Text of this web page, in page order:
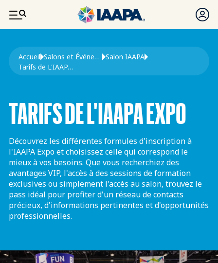
ALLER AU CONTENU PRINCIPAL
Fil d'Ariane
Accueil Salons et Événements
Salon IAAPA
Tarifs de L'IAAPA Expo
TARIFS DE L'IAAPA EXPO
Découvrez les différentes formules d'inscription à
l'IAAPA Expo et choisissez celle qui correspond le
mieux à vos besoins. Que vous recherchiez des
avantages VIP, l'accès à des sessions de formation
exclusives ou simplement l'accès au salon, trouvez le
pass idéal pour profiter d'un réseau de contacts
précieux, d'informations pertinentes et d'opportunités
professionnelles.